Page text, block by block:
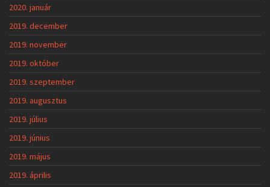
2020. január
2019. december
2019. november
2019. október
2019. szeptember
2019. augusztus
2019. július
2019. június
2019. május
2019. április